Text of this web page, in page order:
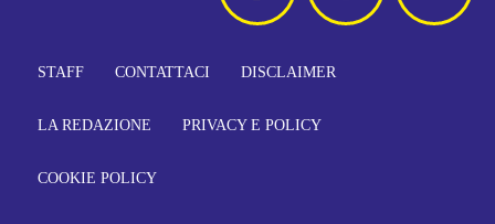
STAFF CONTATTACI DISCLAIMER
LA REDAZIONE PRIVACY E POLICY
COOKIE POLICY